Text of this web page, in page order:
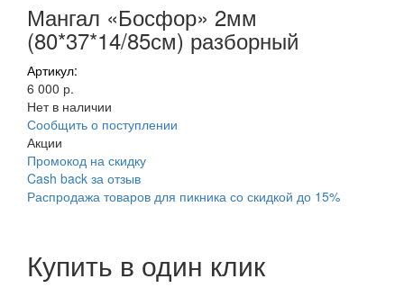
Мангал «Босфор» 2мм
(80*37*14/85см) разборный
Артикул:
6 000 р.
Нет в наличии
Сообщить о поступлении
Акции
Промокод на скидку
Cash back за отзыв
Распродажа товаров для пикника со скидкой до 15%
Купить в один клик